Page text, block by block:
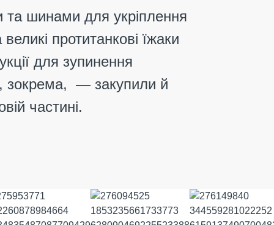
та шинами для укріплення
протитанкові їжаки
для зупинення
зокрема, — закупили й
частині.